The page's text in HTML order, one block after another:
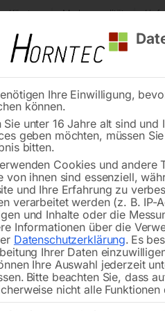
Kärnten Markenqualität
Reinigung
Hyundai Diesel
🔍
Ihre Einwilligung,
können.
Sie unter 16 Jahre alt sind
geben möchten, müssen
bitten.
Cookies und andere
von ihnen sind essenziell,
und Ihre Erfahrung zu
verarbeitet werden (z. B. IP-
und Inhalte oder die
Informationen über die
Datenschutzerklärung. Es
Ihrer Daten
Ihre Auswahl jederzeit
Bitte beachten Sie, dass
nicht alle